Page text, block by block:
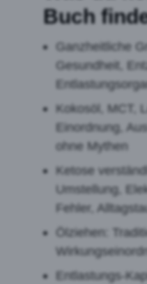
Buch
Ganzheitliche
Gesundheit,
Kokosöl, MCT,
Einordnung,
ohne Mythen
Ketose
Umstellung,
Fehler,
Ölziehen:
Entlastungs-